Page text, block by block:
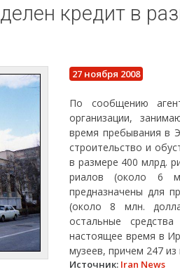
кредит в
27 ноября 2008
По сообщению
организации,
время пребывания в
строительство и
в размере 400 млрд.
риалов (около 6
предназначены для
(около 8 млн.
остальные
настоящее время в
музеев, причем 247 из
Источник: Iran News